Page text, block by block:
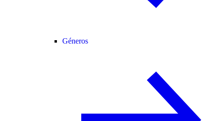
Géneros